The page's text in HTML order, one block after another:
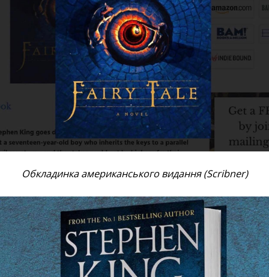
Обкладинка американського видання (Scribner)